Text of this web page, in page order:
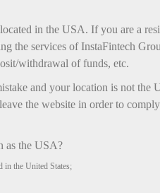
один від одного
умовами зарахування
допомогою будь-якого
з рахунку без
in the USA. If you are a
the services of InstaFintech
withdrawal of funds, etc.
and your location is not the
the website in order to
as the USA?
in the United States;